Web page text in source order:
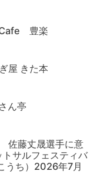
豊楽
屋 きた本
ん亭
佐藤丈晟選手に意
サルフェスティバ
うち）2026年7月